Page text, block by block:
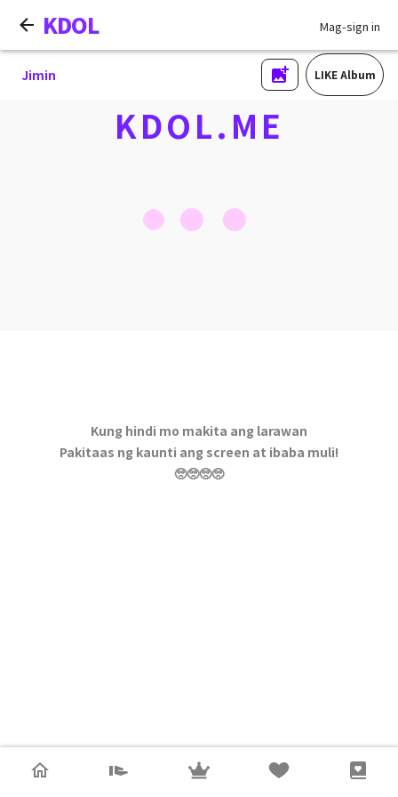
KDOL Mag-sign in
Jimin LIKE Album
KDOL.ME
Kung hindi mo makita ang larawan
Pakitaas ng kaunti ang screen at ibaba muli!
🥺🥺🥺🥺